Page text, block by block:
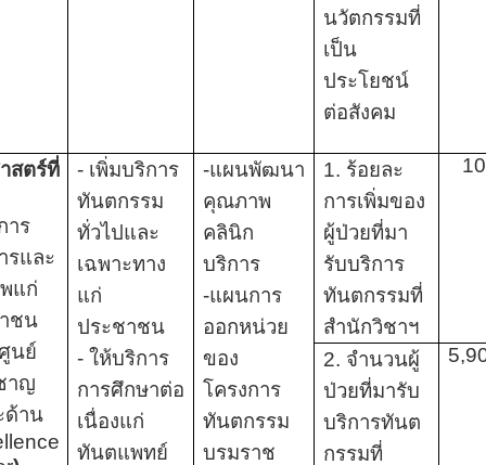
นวัตกรรมที่
เป็น
ประโยชน์
ต่อสังคม
สตร์ที่
าร
รและ
แก่
ชน
นย์
าญ
ด้าน
- เพิ่มบริการ
ทันตกรรม
ทั่วไปและ
เฉพาะทาง
แก่
ประชาชน
- ให้บริการ
การศึกษาต่อ
เนื่องแก่
ทันตแพทย์
-แผนพัฒนา
คุณภาพ
คลินิก
บริการ
-แผนการ
ออกหน่วย
ของ
โครงการ
ทันตกรรม
บรมราช
1. ร้อยละ
การเพิ่มของ
ผู้ป่วยที่มา
รับบริการ
ทันตกรรมที่
สำนักวิชาฯ
10
2. จำนวนผู้
ป่วยที่มารับ
บริการทันต
กรรมที่
5,